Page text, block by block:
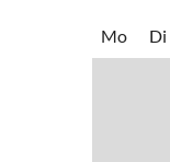
Mo
Di